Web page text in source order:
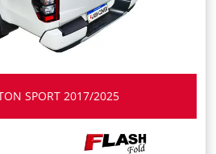
SPORT 2017/2025